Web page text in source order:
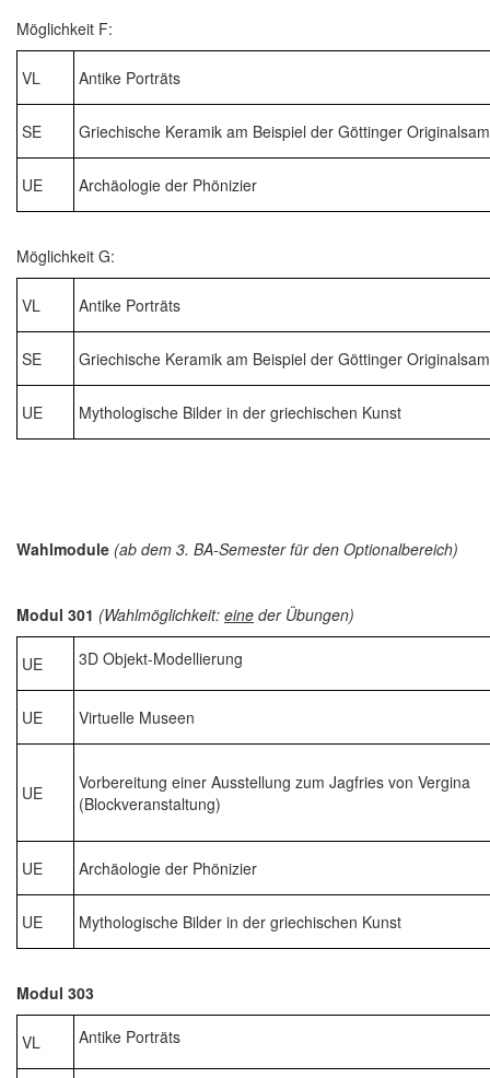
Möglichkeit F:
VL Antike Porträts
SE Griechische Keramik am Beispiel der Göttinger
UE Archäologie der Phönizier
Möglichkeit G:
VL Antike Porträts
SE Griechische Keramik am Beispiel der Göttinger
UE Mythologische Bilder in der griechischen Kunst
Wahlmodule (ab dem 3. BA-Semester für den Optionalbereich)
Modul 301 (Wahlmöglichkeit: eine der Übungen)
UE 3D Objekt-Modellierung
UE Virtuelle Museen
UE
Vorbereitung einer Ausstellung zum Jagfries von Vergina
(Blockveranstaltung)
UE Archäologie der Phönizier
UE Mythologische Bilder in der griechischen Kunst
Modul 303
VL Antike Porträts